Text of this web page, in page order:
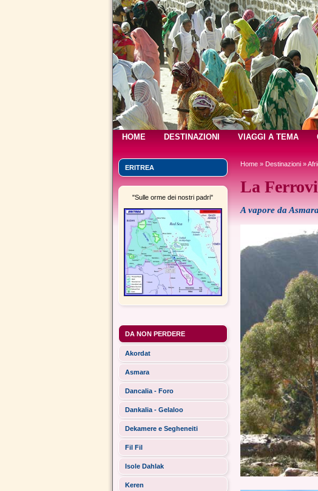
HOME DESTINAZIONI VIAGGI A TEMA
ERITREA
"Sulle orme dei nostri padri"
DA NON PERDERE
Akordat
Asmara
Dancalia - Foro
Dankalia - Gelaloo
Dekamere e Segheneiti
Fil Fil
Isole Dahlak
Keren
Home» Destinazioni»
La
A vapore da